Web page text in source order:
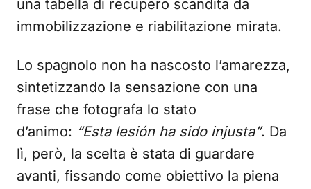
una tabella di recupero scandita da
immobilizzazione e riabilitazione mirata.
Lo spagnolo non ha nascosto l’amarezza,
sintetizzando la sensazione con una
frase che fotografa lo stato
d’animo: “Esta lesión ha sido injusta”. Da
lì, però, la scelta è stata di guardare
avanti, fissando come obiettivo la piena